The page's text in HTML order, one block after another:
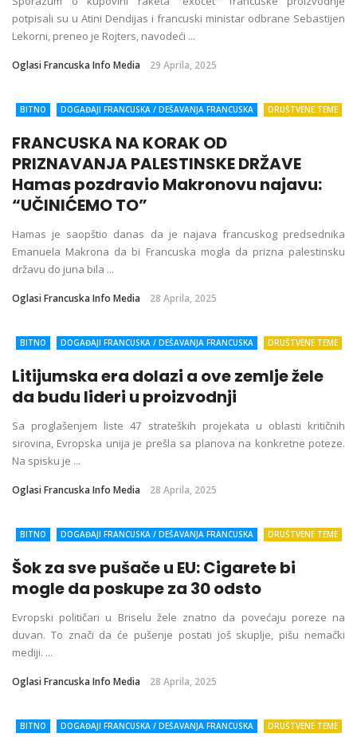
potpisali su u Atini Dendijas i francuski ministar odbrane Sebastijen
Lekorni, preneo je Rojters, navodeći ...
Oglasi Francuska Info Media 29 Aprila, 2025
BITNO DOGAĐAJI FRANCUSKA / DEŠAVANJA FRANCUSKA
DRUŠTVENE TEME
POLITIKA
PRIVREDA I FINANSIJE SVET
FRANCUSKA NA KORAK OD
PRIZNAVANJA PALESTINSKE DRŽAVE
Hamas pozdravio Makronovu najavu:
“UČINIĆEMO TO”
Hamas je saopštio danas da je najava francuskog predsednika
Emanuela Makrona da bi Francuska mogla da prizna palestinsku
državu do juna bila ...
Oglasi Francuska Info Media 28 Aprila, 2025
BITNO DOGAĐAJI FRANCUSKA / DEŠAVANJA FRANCUSKA
DRUŠTVENE TEME
KLIMATSKE PROMENE
KORISNE INFORMACIJE
POSLOVNE VESTI
PRIVREDA I FINANSIJE
SVET ŽIVOT I STIL
Litijumska era dolazi a ove zemlje žele
da budu lideri u proizvodnji
Sa proglašenjem liste 47 strateških projekata u oblasti kritičnih
sirovina, Evropska unija je prešla sa planova na konkretne poteze.
Na spisku je ...
Oglasi Francuska Info Media 28 Aprila, 2025
BITNO DOGAĐAJI FRANCUSKA / DEŠAVANJA FRANCUSKA
DRUŠTVENE TEME
ISTRAŽUJEMO
KORISNE INFORMACIJE PRIVREDA I FINANSIJE
SVET
ZDRAVLJE
ŽIVOT I STIL
Šok za sve pušače u EU: Cigarete bi
mogle da poskupe za 30 odsto
Evropski političari u Briselu žele znatno da povećaju poreze na
duvan. To znači da će pušenje postati još skuplje, pišu nemački
mediji. ...
Oglasi Francuska Info Media 28 Aprila, 2025
BITNO DOGAĐAJI FRANCUSKA / DEŠAVANJA FRANCUSKA
DRUŠTVENE TEME